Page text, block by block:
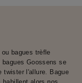
bagues trèfle
bagues Goossens se
twister l'allure. Bague